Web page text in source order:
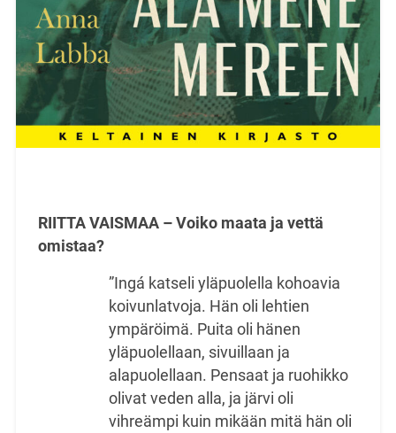
RIITTA VAISMAA – Voiko maata ja vettä
omistaa?
”Ingá katseli yläpuolella kohoavia
koivunlatvoja. Hän oli lehtien
ympäröimä. Puita oli hänen
yläpuolellaan, sivuillaan ja
alapuolellaan. Pensaat ja ruohikko
olivat veden alla, ja järvi oli
vihreämpi kuin mikään mitä hän oli